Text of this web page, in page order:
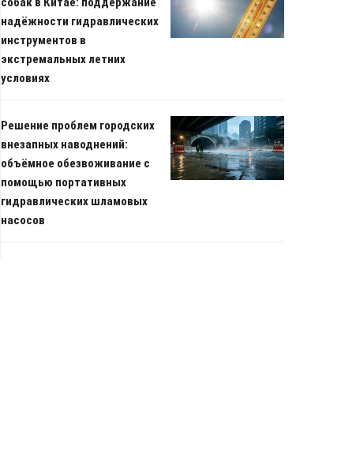
надёжности гидравлических
инструментов в
экстремальных летних
условиях
Решение проблем городских
внезапных наводнений:
объёмное обезвоживание с
помощью портативных
гидравлических шламовых
насосов